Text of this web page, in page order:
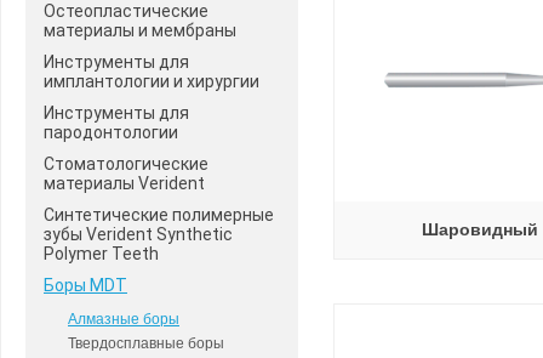
Остеопластические
материалы и мембраны
Инструменты для
имплантологии и хирургии
Инструменты для
пародонтологии
Стоматологические
материалы Verident
Синтетические полимерные
зубы Verident Synthetic
Polymer Teeth
Боры MDT
Алмазные боры
Твердосплавные боры
Шаровидный